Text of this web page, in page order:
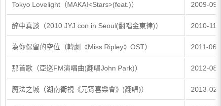
Tokyo Lovelight（MAKAI<Stars>(feat.)） 2009-09-
醉中真談（2010 JYJ con in Seoul(翻唱金東律)） 2010-11-
為你保留的空位（韓劇《Miss Ripley》OST） 2011-06-
那首歌（亞巡FM演唱曲(翻唱John Park)） 2012-08-
魔法之城（湖南衛視《元宵喜樂會》(翻唱)） 2013-02-